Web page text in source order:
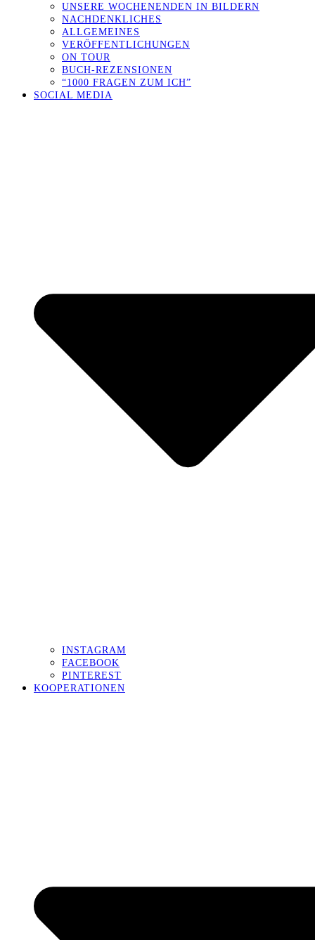
UNSERE WOCHENENDEN IN BILDERN
NACHDENKLICHES
ALLGEMEINES
VERÖFFENTLICHUNGEN
ON TOUR
BUCH-REZENSIONEN
“1000 FRAGEN ZUM ICH”
SOCIAL MEDIA
INSTAGRAM
FACEBOOK
PINTEREST
KOOPERATIONEN